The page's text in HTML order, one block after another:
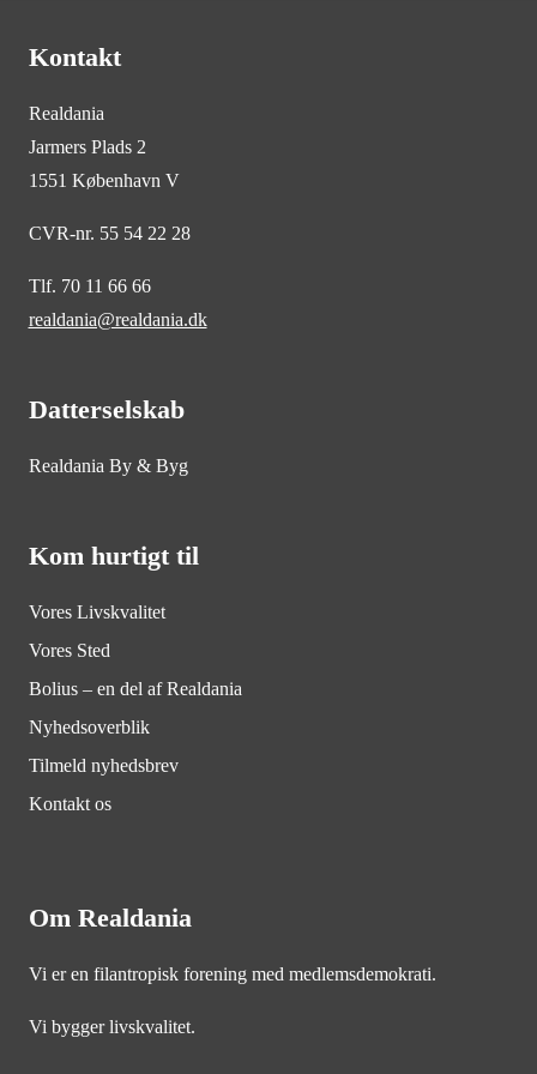
Kontakt
Realdania
Jarmers Plads 2
1551 København V
CVR-nr. 55 54 22 28
Tlf. 70 11 66 66
realdania@realdania.dk
Datterselskab
Realdania By & Byg
Kom hurtigt til
Vores Livskvalitet
Vores Sted
Bolius – en del af Realdania
Nyhedsoverblik
Tilmeld nyhedsbrev
Kontakt os
Om Realdania
Vi er en filantropisk forening med medlemsdemokrati.
Vi bygger livskvalitet.